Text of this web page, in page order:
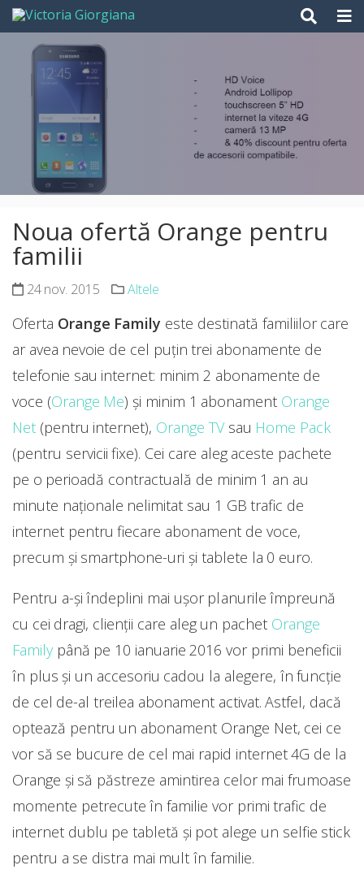
Skip
content
Noua ofertă Orange pentru
familii
24 nov. 2015 Altele
Oferta Orange Family este destinată familiilor care
ar avea nevoie de cel puțin trei abonamente de
telefonie sau internet: minim 2 abonamente de
voce (Orange Me) și minim 1 abonament Orange
Net (pentru internet), Orange TVsau Home Pack
(pentru servicii fixe). Cei care aleg aceste pachete
pe o perioadă contractuală de minim 1 an au
minute naționale nelimitat sau 1 GB trafic de
internet pentru fiecare abonament de voce,
precum și smartphone-uri și tablete la 0 euro.
Pentru a-și îndeplini mai ușor planurile împreună
cu cei dragi, clienții care aleg un pachet Orange
Family până pe 10 ianuarie 2016 vor primi beneficii
în plus și un accesoriu cadou la alegere, în funcție
de cel de-al treilea abonament activat.Astfel, dacă
optează pentru un abonament Orange Net, cei ce
vor să se bucure de cel mai rapid internet 4G de la
Orange și să păstreze amintirea celor mai frumoase
momente petrecute în familie vor primi trafic de
internet dublu pe tabletă și pot alege un selfie stick
pentru a se distra mai mult în familie.